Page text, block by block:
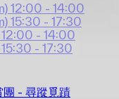
12:00 - 14:00
15:30 - 17:30
12:00 - 14:00
15:30 - 17:30
團 - 尋蹤覓蹟